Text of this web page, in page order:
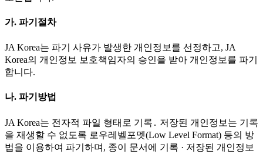
가. 파기절차
JA Korea는 파기 사유가 발생한 개인정보를 선정하고, JA
Korea의 개인정보 보호책임자의 승인을 받아 개인정보를 파기
합니다.
나. 파기방법
JA Korea는 전자적 파일 형태로 기록․ 저장된 개인정보는 기록
을 재생할 수 없도록 로우레벨포멧(Low Level Format) 등의 방
법을 이용하여 파기하며, 종이 문서에 기록 · 저장된 개인정보